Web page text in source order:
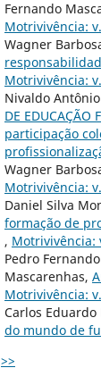
Fernando
Motrivivência:
Wagner
Motrivivência:
Nivaldo
DE
participação
Wagner
Motrivivência:
Daniel Silva
formação de
, Motrivivência:
Pedro
Mascarenhas,
Motrivivência:
Carlos
do mundo de
>>